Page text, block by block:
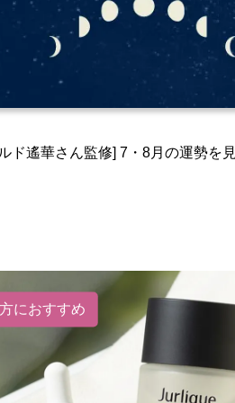
ド遙華さん監修] 7・8月の運勢を
におすすめ